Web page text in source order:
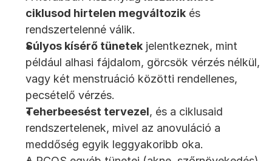
ciklusod hirtelen megváltozik és
rendszertelenné válik.
Súlyos kísérő tünetek jelentkeznek, mint
például alhasi fájdalom, görcsök vérzés nélkül,
vagy két menstruáció közötti rendellenes,
pecsételő vérzés.
Teherbeesést tervezel, és a ciklusaid
rendszertelenek, mivel az anovuláció a
meddőség egyik leggyakoribb oka.